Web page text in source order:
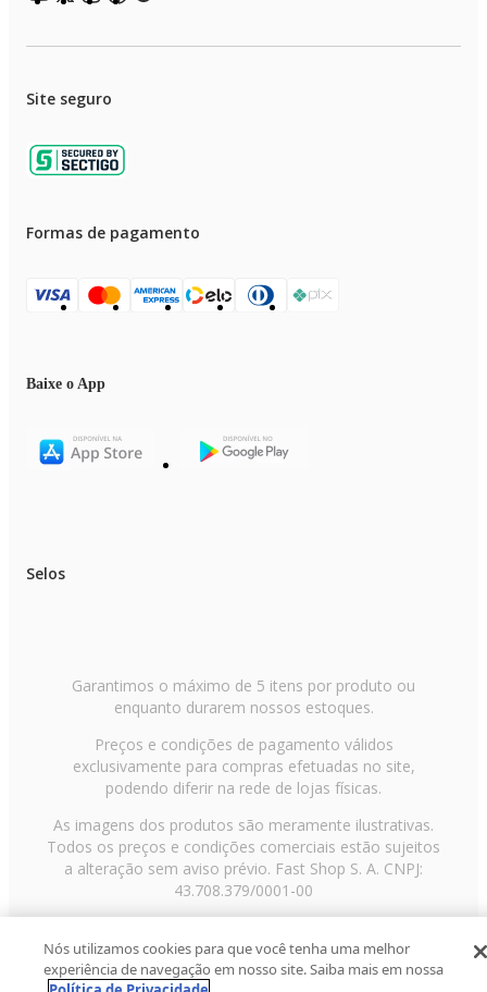
Site seguro
Formas de pagamento
Baixe o App
Selos
Garantimos o máximo de 5 itens por produto ou
enquanto durarem nossos estoques.
Preços e condições de pagamento válidos
exclusivamente para compras efetuadas no site,
podendo diferir na rede de lojas físicas.
As imagens dos produtos são meramente ilustrativas.
Todos os preços e condições comerciais estão sujeitos
a alteração sem aviso prévio. Fast Shop S. A. CNPJ:
43.708.379/0001-00
Paulo/SP, CEP 02029-001, Telefone: 11 3003-3728 ©
2013 Fast Shop - Todos os direitos reservadosRF
Nós utilizamos cookies para que você tenha uma melhor
experiência de navegação em nosso site. Saiba mais em nossa